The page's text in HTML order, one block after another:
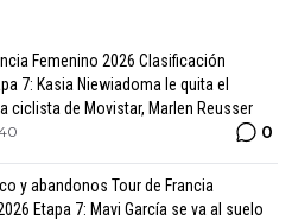
Femenino 2026 Clasificación
7: Kasia Niewiadoma le quita el
ciclista de Movistar, Marlen Reusser
0
y abandonos Tour de Francia
Etapa 7: Mavi García se va al suelo